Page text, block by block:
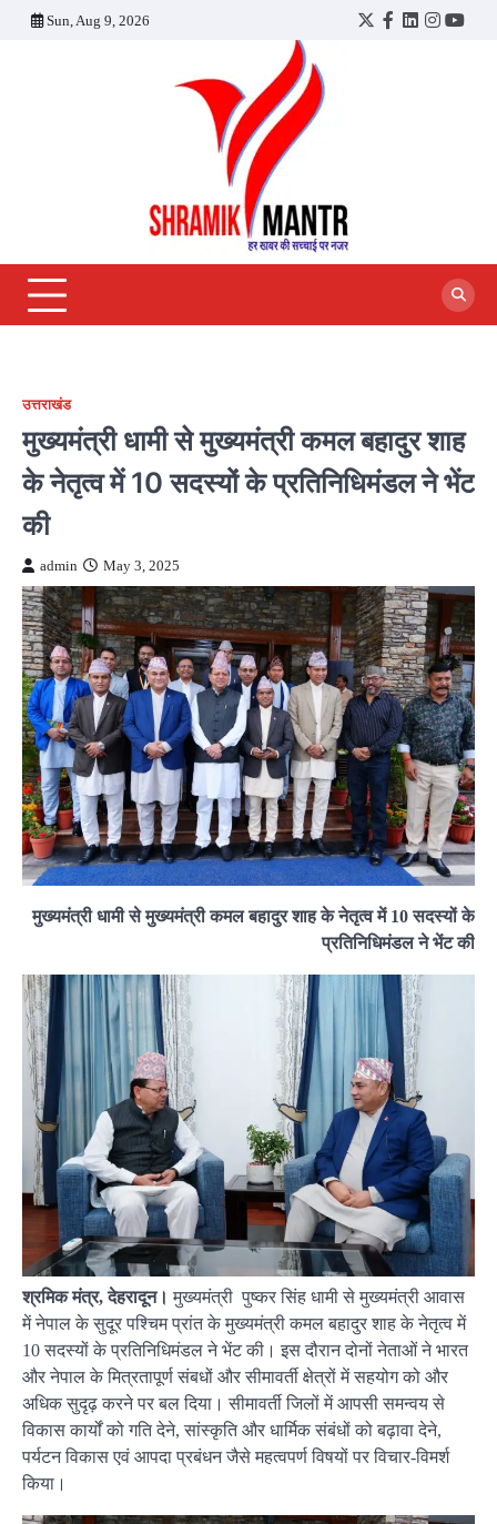
Sun, Aug 9, 2026
Twitter
Facebook
LinkedIn
उत्तराखंड
मुख्यमंत्री धामी से मुख्यमंत्री कमल बहादुर शाह
के नेतृत्व में 10 सदस्यों के प्रतिनिधिमंडल ने भेंट
की
admin May 3, 2025
मुख्यमंत्री धामी से मुख्यमंत्री कमल बहादुर शाह के नेतृत्व में 10 सदस्यों के
प्रतिनिधिमंडल ने भेंट की
श्रमिक मंत्र, देहरादून। मुख्यमंत्री पुष्कर सिंह धामी से मुख्यमंत्री आवास
में नेपाल के सुदूर पश्चिम प्रांत के मुख्यमंत्री कमल बहादुर शाह के नेतृत्व में
10 सदस्यों के प्रतिनिधिमंडल ने भेंट की। इस दौरान दोनों नेताओं ने भारत
और नेपाल के मित्रतापूर्ण संबधों और सीमावर्ती क्षेत्रों में सहयोग को और
अधिक सुदृढ़ करने पर बल दिया। सीमावर्ती जिलों में आपसी समन्वय से
विकास कार्यों को गति देने, सांस्कृति और धार्मिक संबंधों को बढ़ावा देने,
पर्यटन विकास एवं आपदा प्रबंधन जैसे महत्वपर्ण विषयों पर विचार-विमर्श
किया।